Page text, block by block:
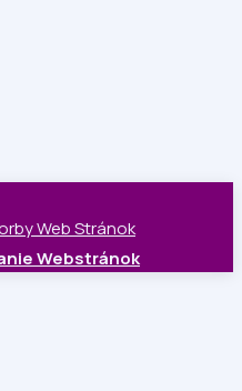
Web Stránok
Webstránok